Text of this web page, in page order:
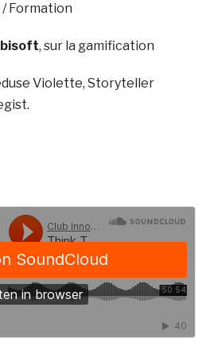
/ Formation
, sur la gamification
Violette, Storyteller